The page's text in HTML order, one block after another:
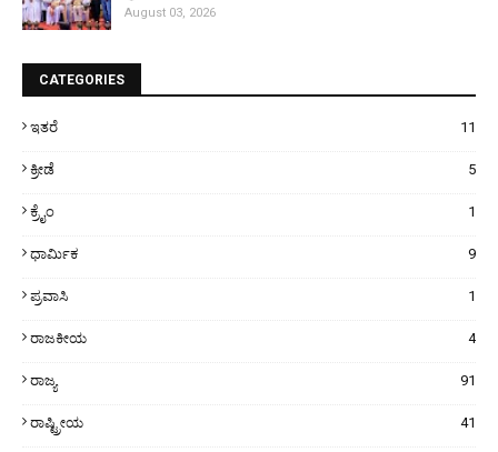
August 03, 2026
CATEGORIES
ಇತರೆ 11
ಕ್ರೀಡೆ 5
ಕ್ರೈಂ 1
ಧಾರ್ಮಿಕ 9
ಪ್ರವಾಸಿ 1
ರಾಜಕೀಯ 4
ರಾಜ್ಯ 91
ರಾಷ್ಟ್ರೀಯ 41